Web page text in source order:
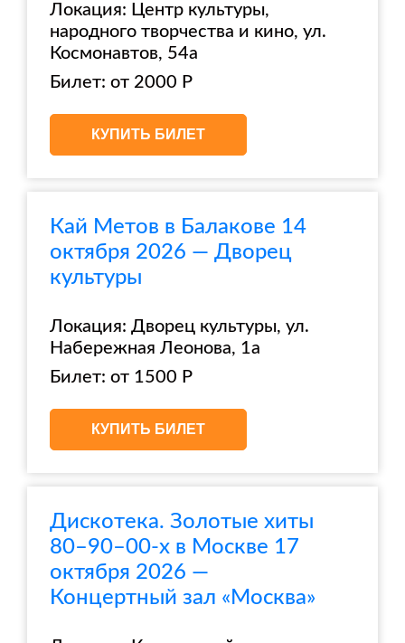
Локация: Центр культуры,
народного творчества и кино, ул.
Космонавтов, 54а
Билет: от 2000 Р
КУПИТЬ БИЛЕТ
Кай Метов в Балакове 14
октября 2026 — Дворец
культуры
Локация: Дворец культуры, ул.
Набережная Леонова, 1а
Билет: от 1500 Р
КУПИТЬ БИЛЕТ
Дискотека. Золотые хиты
80–90–00-х в Москве 17
октября 2026 —
Концертный зал «Москва»